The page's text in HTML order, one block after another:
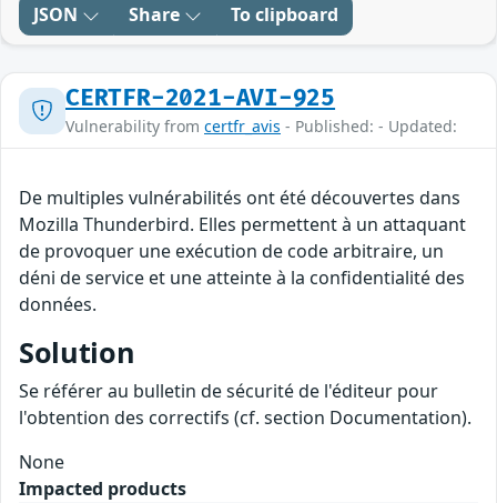
JSON Share To clipboard
CERTFR-2021-AVI-925
Vulnerability from certfr_avis - Published: - Updated:
De multiples vulnérabilités ont été découvertes dans
Mozilla Thunderbird. Elles permettent à un attaquant
de provoquer une exécution de code arbitraire, un
déni de service et une atteinte à la confidentialité des
données.
Solution
Se référer au bulletin de sécurité de l'éditeur pour
l'obtention des correctifs (cf. section Documentation).
None
Impacted products